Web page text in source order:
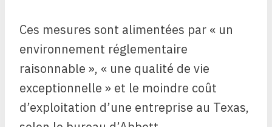
Ces mesures sont alimentées par « un
environnement réglementaire
raisonnable », « une qualité de vie
exceptionnelle » et le moindre coût
d’exploitation d’une entreprise au Texas,